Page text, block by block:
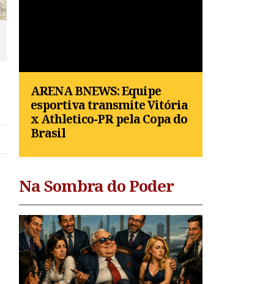
ARENA BNEWS: Equipe
esportiva transmite Vitória
x Athletico-PR pela Copa do
Brasil
Na Sombra do Poder